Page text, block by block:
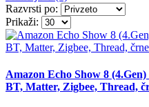
Razvrsti po:
Prikaži:
Amazon Echo Show 8
BT, Matter, Zigbee, Thread,